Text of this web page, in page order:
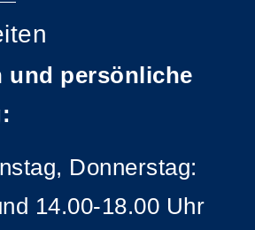
und persönliche
Donnerstag:
14.00-18.00 Uhr